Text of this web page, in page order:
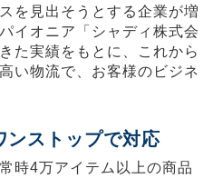
を見出そうとする企業が増
イオニア「シャディ株式会
た実績をもとに、これから
い物流で、お客様のビジネ
ンストップで対応
時4万アイテム以上の商品